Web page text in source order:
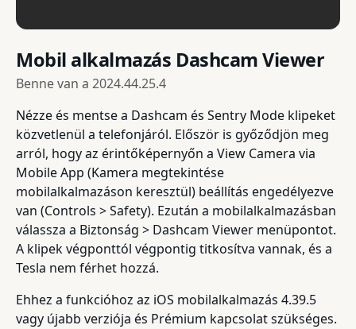
Mobil alkalmazás Dashcam Viewer
Benne van a 2024.44.25.4
Nézze és mentse a Dashcam és Sentry Mode klipeket
közvetlenül a telefonjáról. Először is győződjön meg
arról, hogy az érintőképernyőn a View Camera via
Mobile App (Kamera megtekintése
mobilalkalmazáson keresztül) beállítás engedélyezve
van (Controls > Safety). Ezután a mobilalkalmazásban
válassza a Biztonság > Dashcam Viewer menüpontot.
A klipek végponttól végpontig titkosítva vannak, és a
Tesla nem férhet hozzá.
Ehhez a funkcióhoz az iOS mobilalkalmazás 4.39.5
vagy újabb verziója és Prémium kapcsolat szükséges.